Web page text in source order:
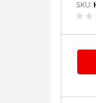
Instagram
Facebook
SKU: